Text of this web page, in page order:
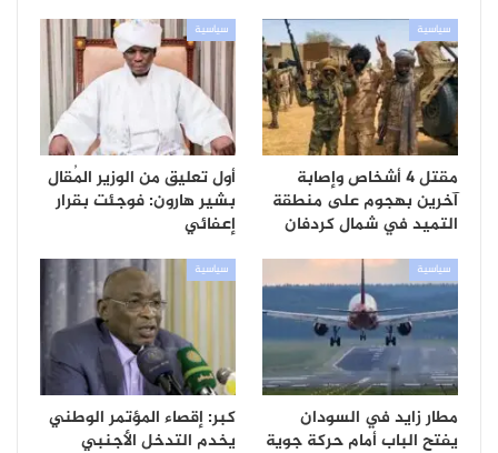
سياسية
مقتل 4 أشخاص وإصابة
آخرين بهجوم على منطقة
التميد في شمال كردفان
سياسية
أول تعليق من الوزير المُقال
بشير هارون: فوجئت بقرار
إعفائي
سياسية
مطار زايد في السودان
يفتح الباب أمام حركة جوية
سياسية
كبر: إقصاء المؤتمر الوطني
يخدم التدخل الأجنبي